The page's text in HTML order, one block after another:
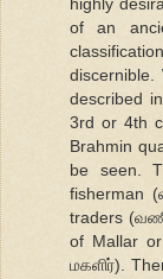
of an
described
3rd or 4th
Brahmin
be seen.
fisherman
traders
of Mallar
மகளிர்).